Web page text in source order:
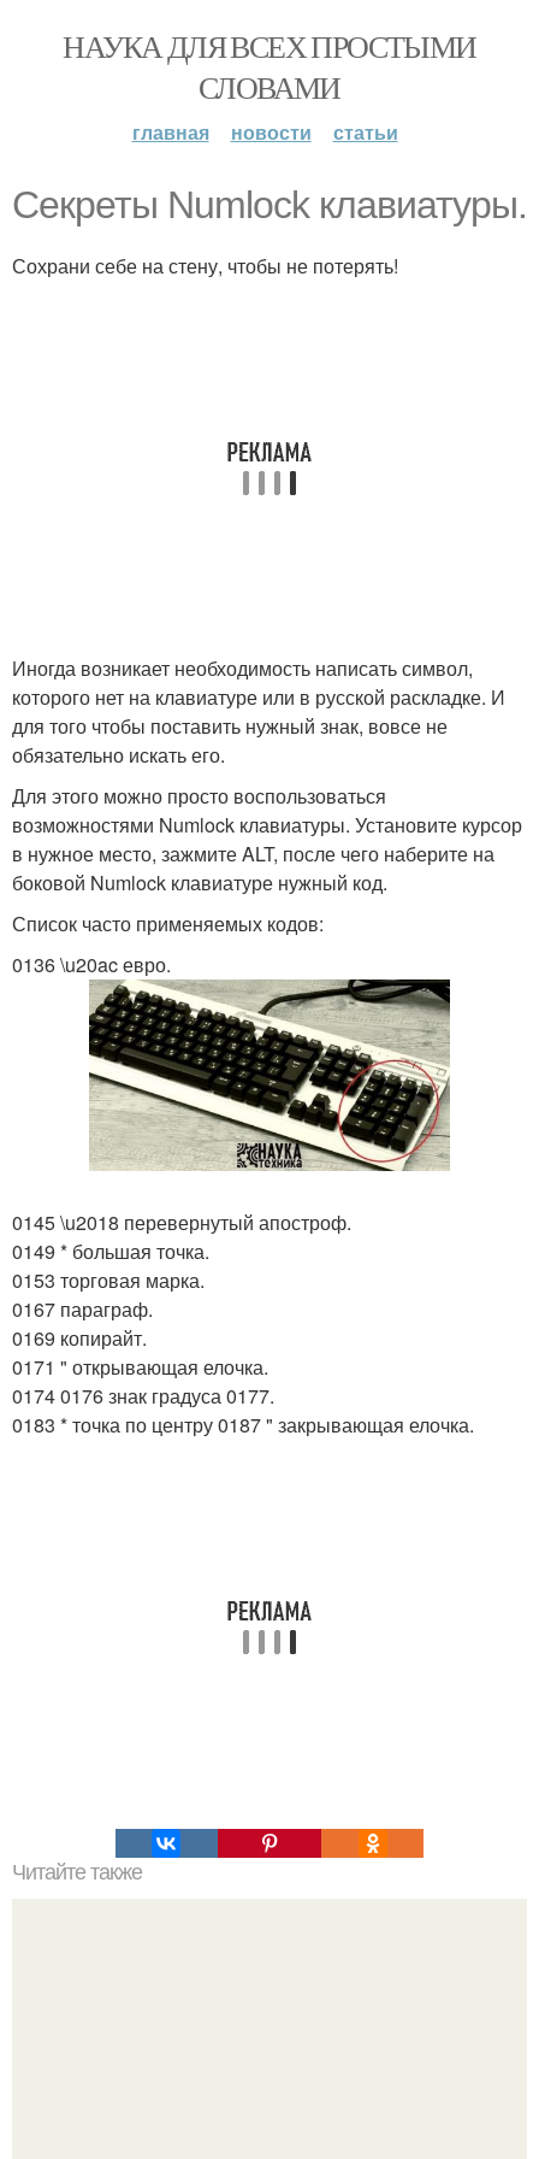
НАУКА ДЛЯ ВСЕХ ПРОСТЫМИ
СЛОВАМИ
главная новости статьи
Секреты Numlock клавиатуры.
Сохрани себе на стену, чтобы не потерять!
Иногда возникает необходимость написать символ,
которого нет на клавиатуре или в русской раскладке. И
для того чтобы поставить нужный знак, вовсе не
обязательно искать его.
Для этого можно просто воспользоваться
возможностями Numlock клавиатуры. Установите курсор
в нужное место, зажмите ALT, после чего наберите на
боковой Numlock клавиатуре нужный код.
Список часто применяемых кодов:
0136 \u20ac евро.
0145 \u2018 перевернутый апостроф.
0149 * большая точка.
0153 торговая марка.
0167 параграф.
0169 копирайт.
0171 " открывающая елочка.
0174 0176 знак градуса 0177.
0183 * точка по центру 0187 " закрывающая елочка.
Читайте также